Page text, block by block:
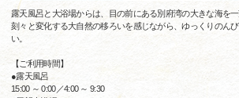
露天風呂と大浴場からは、目の前にある別府湾の大きな海を一
刻々と変化する大自然の移ろいを感じながら、ゆっくりのん
い。
【ご利用時間】
●露天風呂
15:00 ～ 0:00／4:00 ～ 9:30